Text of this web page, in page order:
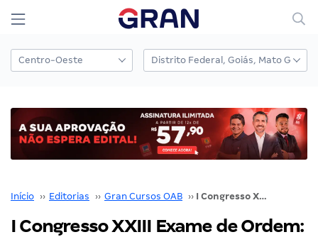
Início ›› Editorias ›› Gran Cursos OAB ›› I Congresso XXIII Exame de Ordem: Debate sobre Direito do Trabalho. É hoje, a partir 19 horas. Não perca!
I Congresso XXIII Exame de Ordem: